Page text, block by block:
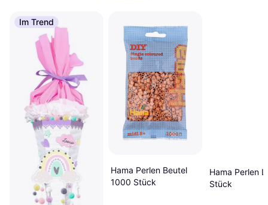
Im Trend
Hama Perlen Beutel
1000 Stück
Hama Perlen
Stück